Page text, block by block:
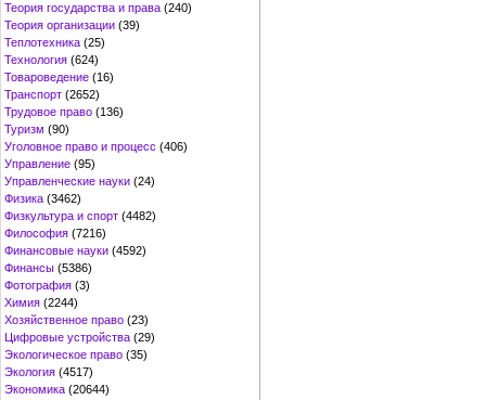
Теория государства и права (240)
Теория организации (39)
Теплотехника (25)
Технология (624)
Товароведение (16)
Транспорт (2652)
Трудовое право (136)
Туризм (90)
Уголовное право и процесс (406)
Управление (95)
Управленческие науки (24)
Физика (3462)
Физкультура и спорт (4482)
Философия (7216)
Финансовые науки (4592)
Финансы (5386)
Фотография (3)
Химия (2244)
Хозяйственное право (23)
Цифровые устройства (29)
Экологическое право (35)
Экология (4517)
Экономика (20644)